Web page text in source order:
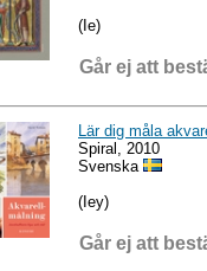
(Ie)
Går ej att
Lär dig måla
Spiral, 2010
Svenska
(Iey)
Går ej att